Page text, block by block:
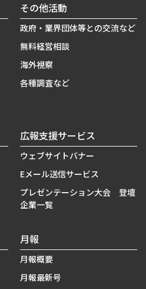
その他活動
政府・業界団体等との交流など
無料経営相談
海外視察
各種調査など
広報支援サービス
ウェブサイトバナー
Eメール送信サービス
プレゼンテーション大会 登壇
企業一覧
月報
月報概要
月報最新号